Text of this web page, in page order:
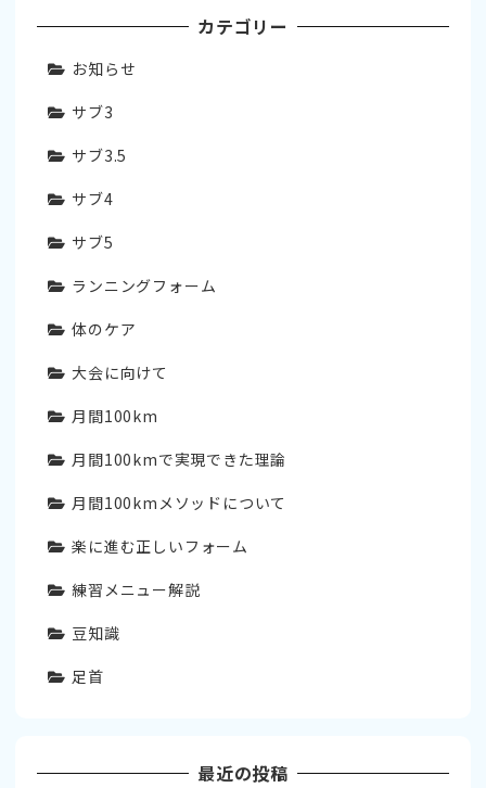
カテゴリー
お知らせ
サブ3
サブ3.5
サブ4
サブ5
ランニングフォーム
体のケア
大会に向けて
月間100km
月間100kmで実現できた理論
月間100kmメソッドについて
楽に進む正しいフォーム
練習メニュー解説
豆知識
足首
最近の投稿